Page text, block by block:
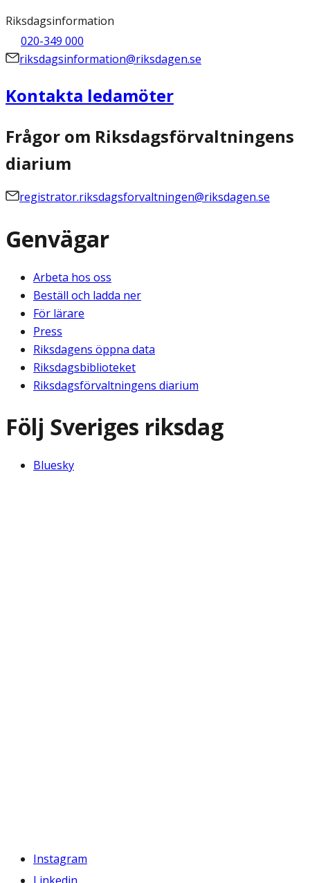
Riksdagsinformation
020-349 000
riksdagsinformation@riksdagen.se
Kontakta ledamöter
Frågor om Riksdagsförvaltningens
diarium
registrator.riksdagsforvaltningen@riksdagen.se
Genvägar
Arbeta hos oss
Beställ och ladda ner
För lärare
Press
Riksdagens öppna data
Riksdagsbiblioteket
Riksdagsförvaltningens diarium
Följ Sveriges riksdag
Bluesky
Instagram